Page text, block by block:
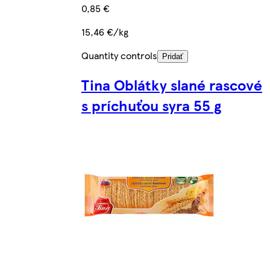
0,85 €
15,46 €/kg
Quantity controls
Pridať
Tina Oblátky slané rascové
s príchuťou syra 55 g